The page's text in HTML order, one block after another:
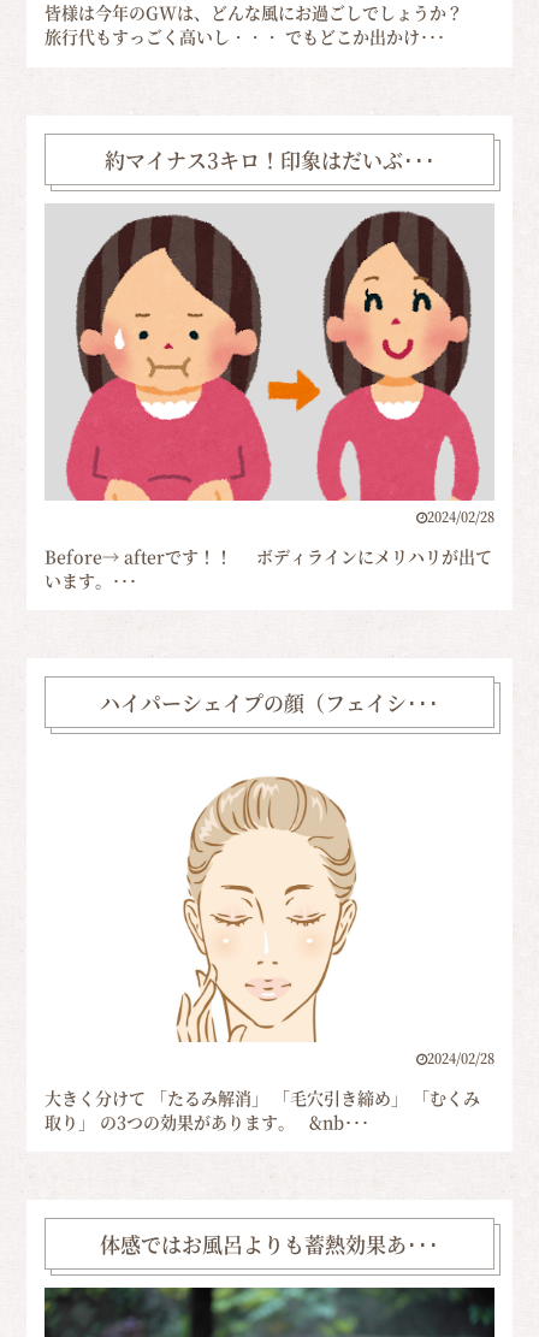
皆様は今年のGWは、どんな風にお過ごしでしょうか？
旅行代もすっごく高いし・・・ でもどこか出かけ･･･
約マイナス3キロ！印象はだいぶ･･･
2024/02/28
Before→ afterです！！ ボディラインにメリハリが出て
います。･･･
ハイパーシェイプの顔（フェイシ･･･
2024/02/28
大きく分けて 「たるみ解消」 「毛穴引き締め」 「むくみ
取り」 の3つの効果があります。 &nb･･･
体感ではお風呂よりも蓄熱効果あ･･･